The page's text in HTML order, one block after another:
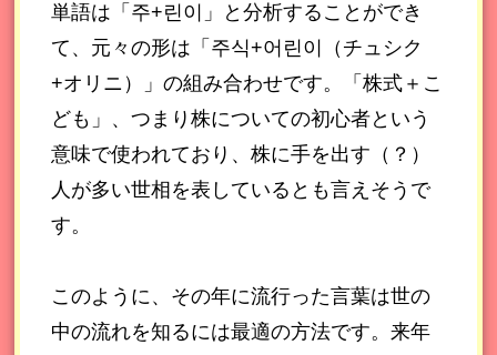
単語は「주+린이」と分析することができ
て、元々の形は「주식+어린이（チュシク
+オリニ）」の組み合わせです。「株式＋こ
ども」、つまり株についての初心者という
意味で使われており、株に手を出す（？）
人が多い世相を表しているとも言えそうで
す。
このように、その年に流行った言葉は世の
中の流れを知るには最適の方法です。来年